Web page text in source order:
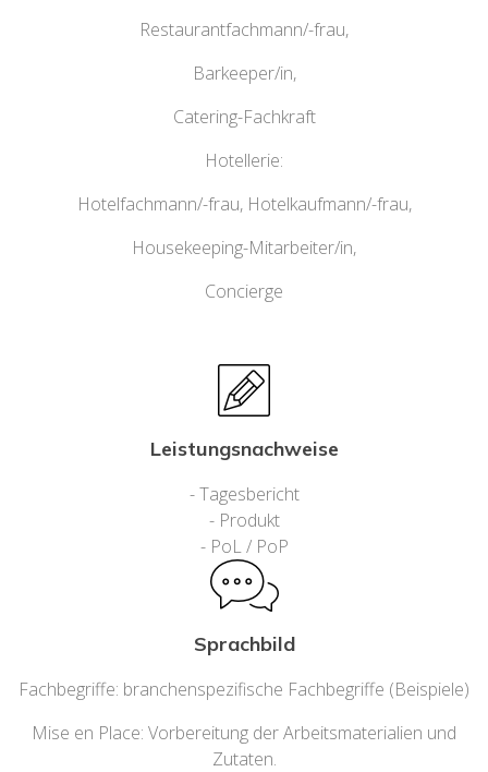
Restaurantfachmann/-frau,
Barkeeper/in,
Catering-Fachkraft
Hotellerie:
Hotelfachmann/-frau, Hotelkaufmann/-frau,
Housekeeping-Mitarbeiter/in,
Concierge
Leistungsnachweise
- Tagesbericht
- Produkt
- PoL / PoP
Sprachbild
Fachbegriffe: branchenspezifische Fachbegriffe (Beispiele)
Mise en Place: Vorbereitung der Arbeitsmaterialien und
Zutaten.